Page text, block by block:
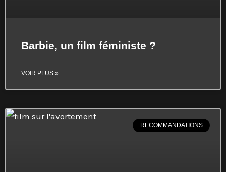
Barbie, un film féministe ?
VOIR PLUS »
RECOMMANDATIONS